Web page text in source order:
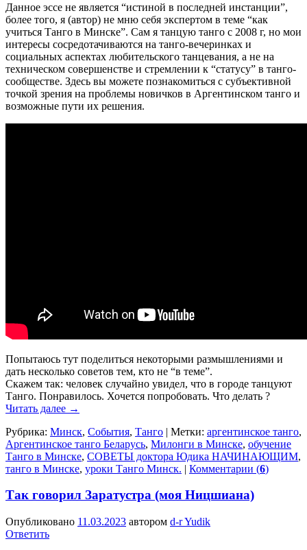
Данное эссе не является “истиной в последней инстанции”,
более того, я (автор) не мню себя экспертом в теме “как
учиться Танго в Минске”. Сам я танцую танго с 2008 г, но мои
интересы сосредотачиваются на танго-вечеринках и
социальных аспектах любительского танцевания, а не на
техническом совершенстве и стремлении к “статусу” в танго-
сообществе. Здесь вы можете познакомиться с субъективной
точкой зрения на проблемы новичков в Аргентинском танго и
возможные пути их решения.
Попытаюсь тут поделиться некоторыми размышлениями и
дать несколько советов тем, кто не “в теме”.
Скажем так: человек случайно увидел, что в городе танцуют
Танго. Понравилось. Хочется попробовать. Что делать ?
Читать далее →
Рубрика: Минск, События, Танго | Метки: аргентинское танго,
Аргентинское танго Беларусь, Милонги в Минске, обучение
Танго в Минске, СОВЕТЫ доктора Юдика НАЧИНАЮЩИМ,
танго в Минске, уроки Танго Минск. | Комментарии (6)
Так говорил Заратустра (моя Ницшиана)
Опубликовано 11.03.2023 автором d-r Yudik
Ответить